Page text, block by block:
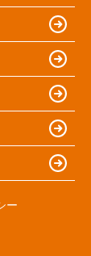
ー